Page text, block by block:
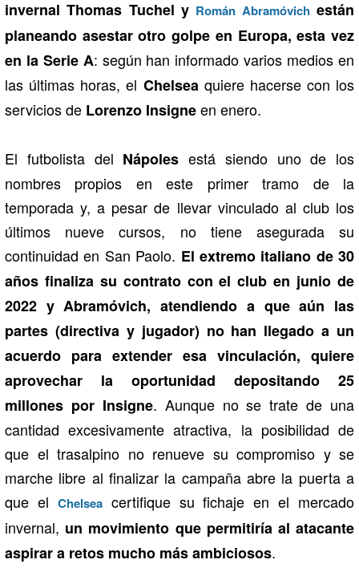
invernal Thomas Tuchel y Román Abramóvichestán
planeando asestar otro golpe en Europa, esta vez
en la Serie A: según han informado varios medios en
las últimas horas, el Chelsea quiere hacerse con los
servicios de Lorenzo Insigneen enero.
El futbolista del Nápoles está siendo uno de los
nombres propios en este primer tramo de la
temporada y, a pesar de llevar vinculado al club los
últimos nueve cursos, no tiene asegurada su
continuidad en San Paolo. El extremo italiano de 30
años finaliza su contrato con el club en junio de
2022 y Abramóvich, atendiendo a que aún las
partes (directiva y jugador) no han llegado a un
acuerdo para extender esa vinculación, quiere
aprovechar la oportunidad depositando 25
millones por Insigne. Aunque no se trate de una
cantidad excesivamente atractiva, la posibilidad de
que el trasalpino no renueve su compromiso y se
marche libre al finalizar la campaña abre la puerta a
que el Chelseacertifique su fichaje en el mercado
invernal, un movimiento que permitiría al atacante
aspirar a retos mucho más ambiciosos.